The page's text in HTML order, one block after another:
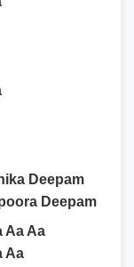
Deepam
Deepam
Aa Aa
Aa